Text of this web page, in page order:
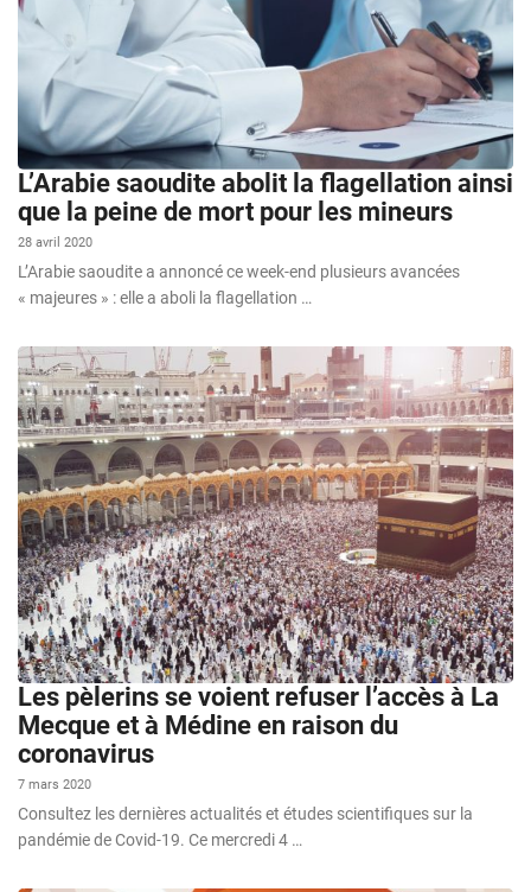
L’Arabie saoudite abolit la flagellation ainsi
que la peine de mort pour les mineurs
28 avril 2020
L’Arabie saoudite a annoncé ce week-end plusieurs avancées
« majeures » : elle a aboli la flagellation …
Les pèlerins se voient refuser l’accès à La
Mecque et à Médine en raison du
coronavirus
7 mars 2020
Consultez les dernières actualités et études scientifiques sur la
pandémie de Covid-19. Ce mercredi 4 …